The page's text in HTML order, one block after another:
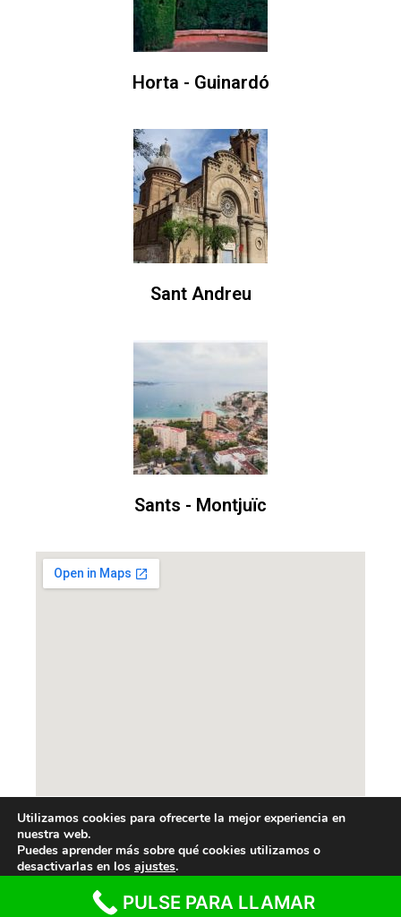
Horta - Guinardó
Sant Andreu
Sants - Montjuïc
© 2026 Cerrajeros Barcelona• Creado conGeneratePress
Utilizamos cookies para ofrecerte la mejor experiencia en
nuestra web.
Puedes aprender más sobre qué cookies utilizamos o
desactivarlas en los ajustes.
PULSE PARA LLAMAR